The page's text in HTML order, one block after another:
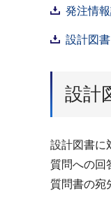
発注情
設計図
設計
設計図書に
質問への回
質問書の宛